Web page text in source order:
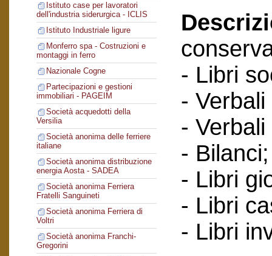
Istituto case per lavoratori
dell'industria siderurgica - ICLIS
Istituto Industriale ligure
Monferro spa - Costruzioni e
montaggi in ferro
Nazionale Cogne
Partecipazioni e gestioni
immobiliari - PAGEIM
Società acquedotti della
Versilia
Società anonima delle ferriere
italiane
Società anonima distribuzione
energia Aosta - SADEA
Società anonima Ferriera
Fratelli Sanguineti
Società anonima Ferriera di
Voltri
Società anonima Franchi-
Gregorini
- Libri
-
-
- Bilanci;
- Libri
- Libri
- Libri